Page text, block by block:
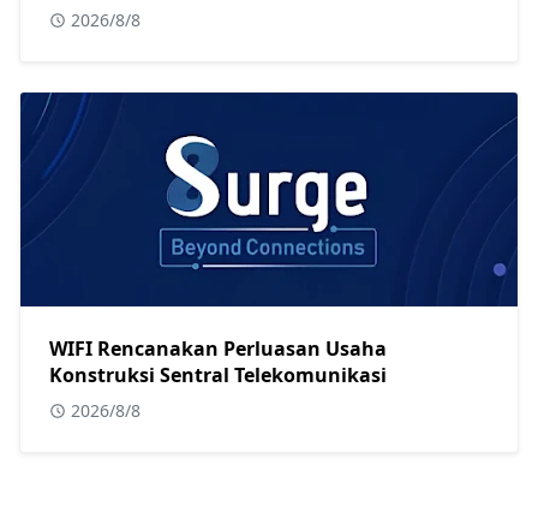
2026/8/8
WIFI Rencanakan Perluasan Usaha
Konstruksi Sentral Telekomunikasi
2026/8/8